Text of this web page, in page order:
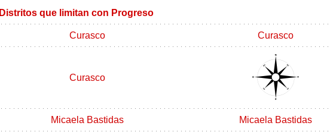
Distritos que limitan con Progreso
Curasco Curasco
Curasco
Micaela Bastidas Micaela Bastidas